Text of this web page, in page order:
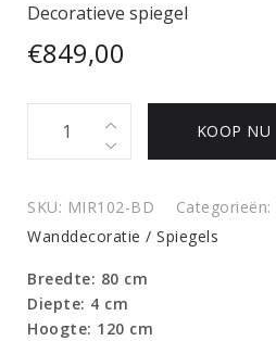
Decoratieve spiegel
€849,00
Decoratieve
KOOP NU
SKU: MIR102-BD Categorieën:
Wanddecoratie / Spiegels
Breedte: 80 cm
Diepte: 4 cm
Hoogte: 120 cm